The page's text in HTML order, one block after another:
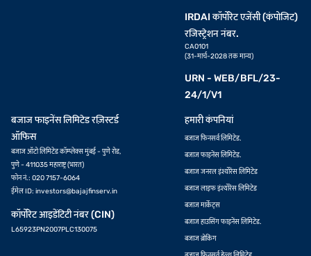
IRDAI कॉर्पोरेट एजेंसी (कंपोजिट)
रजिस्ट्रेशन नंबर.
CA0101
(31-मार्च-2028 तक मान्य)
URN - WEB/BFL/23-
24/1/V1
बजाज फाइनेंस लिमिटेड रज़िस्टर्ड
ऑफिस
बजाज ऑटो लिमिटेड कॉम्प्लेक्स मुंबई - पुणे रोड,
पुणे - 411035 महाराष्ट्र (भारत)
फोन नं.: 020 7157-6064
ईमेल ID: investors@bajajfinserv.in
कॉर्पोरेट आइडेंटिटी नंबर (CIN)
L65923PN2007PLC130075
हमारी कंपनियां
बजाज फिनसर्व लिमिटेड.
बजाज फाइनेंस लिमिटेड.
बजाज जनरल इंश्योरेंस लिमिटेड
बजाज लाइफ इंश्योरेंस लिमिटेड
बजाज मार्केट्स
बजाज हाउसिंग फाइनेंस लिमिटेड.
बजाज ब्रोकिंग